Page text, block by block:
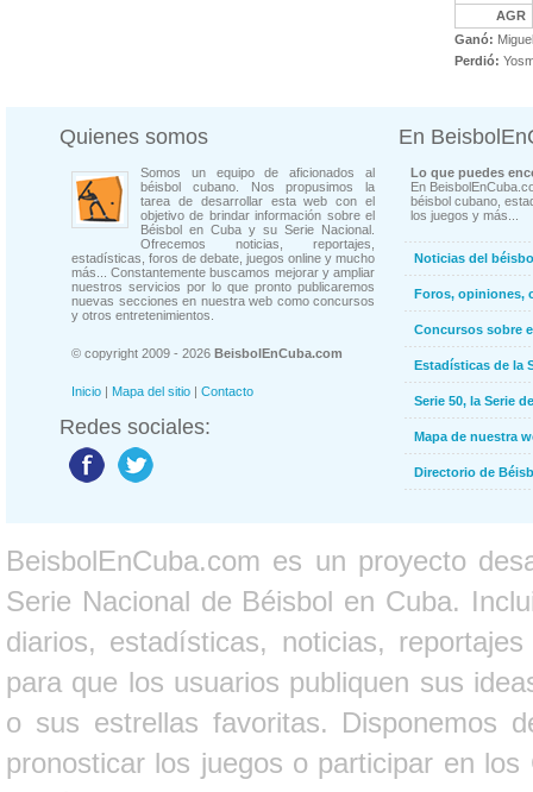
AGR
Ganó:
Perdió:
Quienes somos
Somos un equipo de aficionados al
béisbol cubano. Nos propusimos la
tarea de desarrollar esta web con el
objetivo de brindar información sobre el
Béisbol en Cuba y su Serie Nacional.
Ofrecemos noticias, reportajes,
estadísticas, foros de debate, juegos online y mucho
más... Constantemente buscamos mejorar y ampliar
nuestros servicios por lo que pronto publicaremos
nuevas secciones en nuestra web como concursos
y otros entretenimientos.
© copyright 2009 - 2026 BeisbolEnCuba.com
Inicio | Mapa del sitio | Contacto
Redes sociales:
En
Lo que puedes
En
béisbol cubano,
los juegos y más...
Noticias del
Foros, opiniones,
Concursos sobre
Estadísticas de la
Serie 50, la Serie
Mapa de nuestra
Directorio de
BeisbolEnCuba.com es un proyecto
Serie Nacional de Béisbol en Cuba.
diarios, estadísticas, noticias,
para que los usuarios publiquen sus
o sus estrellas favoritas. Disponemos
pronosticar los juegos o participar en